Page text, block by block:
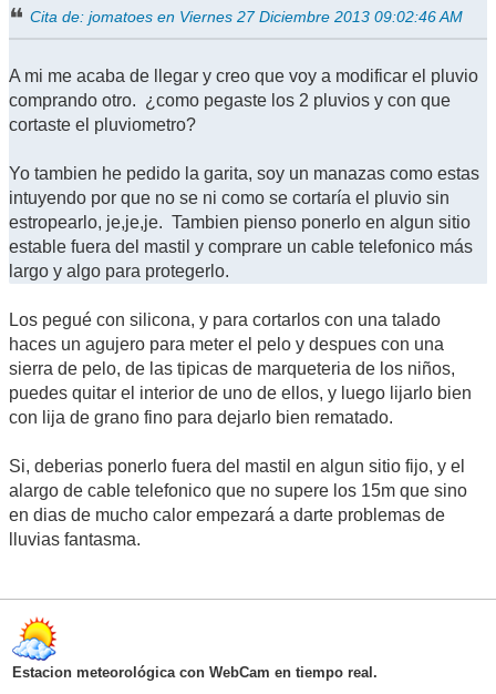
Cita de: jomatoes en Viernes 27 Diciembre 2013 09:02:46 AM
A mi me acaba de llegar y creo que voy a modificar el pluvio
comprando otro. ¿como pegaste los 2 pluvios y con que
cortaste el pluviometro?
Yo tambien he pedido la garita, soy un manazas como estas
intuyendo por que no se ni como se cortaría el pluvio sin
estropearlo, je,je,je. Tambien pienso ponerlo en algun sitio
estable fuera del mastil y comprare un cable telefonico más
largo y algo para protegerlo.
Los pegué con silicona, y para cortarlos con una talado
haces un agujero para meter el pelo y despues con una
sierra de pelo, de las tipicas de marqueteria de los niños,
puedes quitar el interior de uno de ellos, y luego lijarlo bien
con lija de grano fino para dejarlo bien rematado.
Si, deberias ponerlo fuera del mastil en algun sitio fijo, y el
alargo de cable telefonico que no supere los 15m que sino
en dias de mucho calor empezará a darte problemas de
lluvias fantasma.
Estacion meteorológica con WebCam en tiempo real.